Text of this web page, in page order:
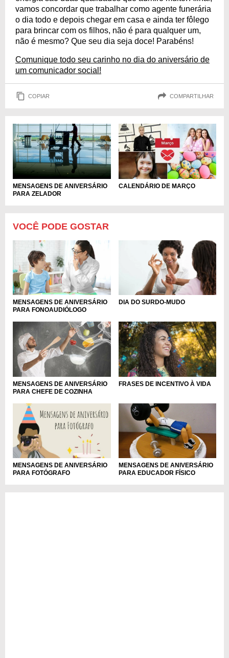
vamos concordar que trabalhar como agente funerária
o dia todo e depois chegar em casa e ainda ter fôlego
para brincar com os filhos, não é para qualquer um,
não é mesmo? Que seu dia seja doce! Parabéns!
Comunique todo seu carinho no dia do aniversário de
um comunicador social!
COPIAR COMPARTILHAR
MENSAGENS DE ANIVERSÁRIO
PARA ZELADOR
CALENDÁRIO DE MARÇO
VOCÊ PODE GOSTAR
MENSAGENS DE ANIVERSÁRIO
PARA FONOAUDIÓLOGO
DIA DO SURDO-MUDO
MENSAGENS DE ANIVERSÁRIO
PARA CHEFE DE COZINHA
FRASES DE INCENTIVO À VIDA
MENSAGENS DE ANIVERSÁRIO
PARA FOTÓGRAFO
MENSAGENS DE ANIVERSÁRIO
PARA EDUCADOR FÍSICO